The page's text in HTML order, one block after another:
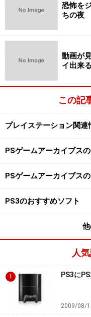
恐怖を
ちの夜
動画が
イ出来る
この記
プレイステーション関連
PSゲームアーカイブス
PSゲームアーカイブス
PS3のおすすめソフト
人
1 PS3に
2009/08/